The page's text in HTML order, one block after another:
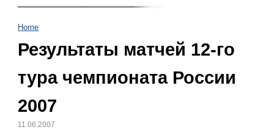
Home
Результаты матчей 12-го
тура чемпионата России
2007
11.06.2007